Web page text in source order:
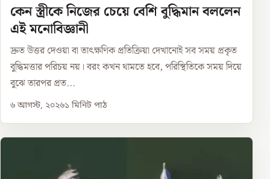
কেন স্ত্রীকে নিজের চেয়ে বেশি বুদ্ধিমান বললেন
এই মনোবিজ্ঞানী
দ্রুত উত্তর দেওয়া বা তাৎক্ষণিক প্রতিক্রিয়া দেখানোই সব সময় প্রকৃত
বুদ্ধিমত্তার পরিচয় নয়। বরং কখন থামতে হবে, পরিস্থিতিকে সময় দিয়ে
বুঝে তারপর প্রত...
৬ আগস্ট, ২০২৬১ মিনিট পাঠ